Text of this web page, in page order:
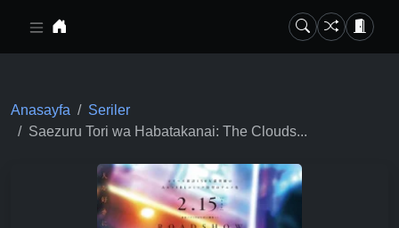
Anasayfa
Seriler
Saezuru Tori wa Habatakanai: The Clouds...